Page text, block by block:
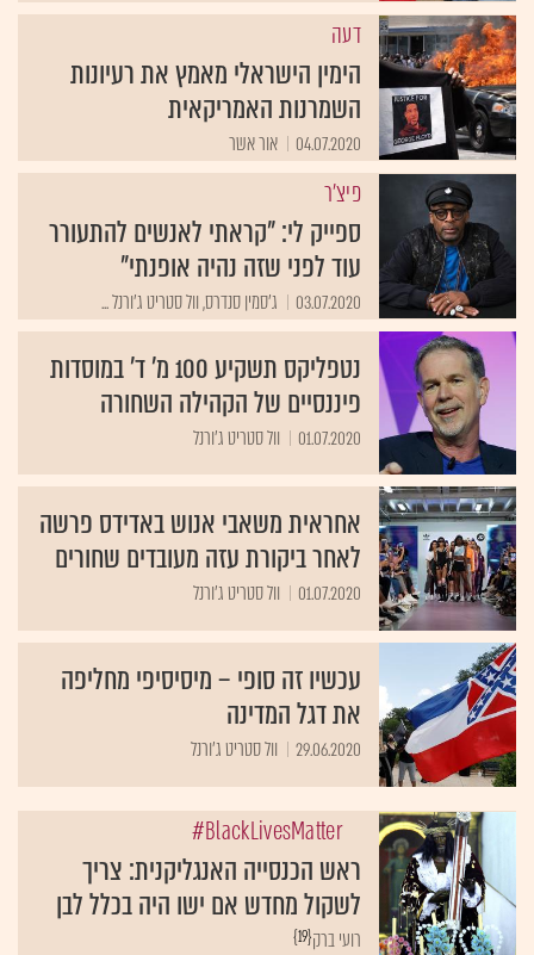
דעה
הימין הישראלי מאמץ את רעיונות
השמרנות האמריקאית
04.07.2020 אור אשר
פיצ'ר
ספייק לי: "קראתי לאנשים להתעורר
עוד לפני שזה נהיה אופנתי"
03.07.2020 ג'סמין סנדרס, וול סטריט ג'ורנל ...
נטפליקס תשקיע 100 מ' ד' במוסדות
פיננסיים של הקהילה השחורה
01.07.2020 וול סטריט ג'ורנל
אחראית משאבי אנוש באדידס פרשה
לאחר ביקורת עזה מעובדים שחורים
01.07.2020 וול סטריט ג'ורנל
עכשיו זה סופי – מיסיסיפי מחליפה
את דגל המדינה
29.06.2020 וול סטריט ג'ורנל
BlackLivesMatter#
ראש הכנסייה האנגליקנית: צריך
לשקול מחדש אם ישו היה בכלל לבן
{19}רועי ברק